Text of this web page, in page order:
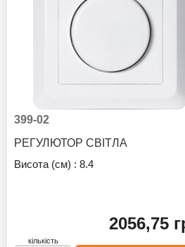
399-02
РЕГУЛЮТОР СВІТЛА
Висота (см) : 8.4
2056,75
кількість